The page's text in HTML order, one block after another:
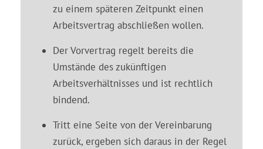
zu einem späteren Zeitpunkt einen
Arbeitsvertrag abschließen wollen.
Der Vorvertrag regelt bereits die
Umstände des zukünftigen
Arbeitsverhältnisses und ist rechtlich
bindend.
Tritt eine Seite von der Vereinbarung
zurück, ergeben sich daraus in der Regel